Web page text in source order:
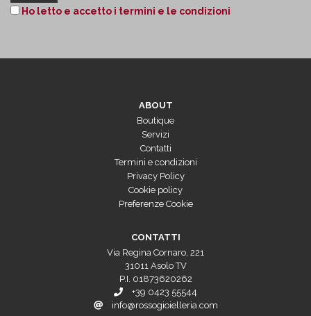
Ho letto e accetto i termini e le condizioni
ABOUT
Boutique
Servizi
Contatti
Termini e condizioni
Privacy Policy
Cookie policy
Preferenze Cookie
CONTATTI
Via Regina Cornaro, 221
31011 Asolo TV
P.I. 01873620262
+39 0423 55544
info@rossogioielleria.com